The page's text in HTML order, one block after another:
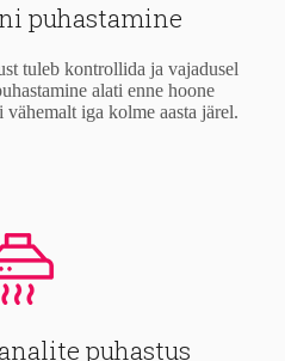
puhastamine
tuleb kontrollida ja vajadusel
alati enne hoone
iga kolme aasta järel.
puhastus